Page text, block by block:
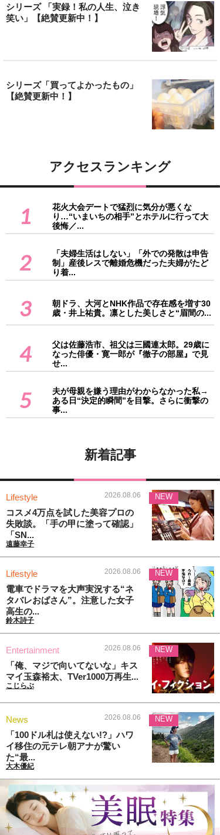
シリーズ 「実録！私の人生、泣き
笑い」【絶賛更新中！】
シリーズ「買ってよかったもの」
【絶賛更新中！】
アクセスランキング
1
花火大会デートで猛烈に気分が悪くな
り…“いまいちの相手”とホテルに行って大
後悔／...
2
「夫婦生活はしない」「外での発散は申告
制」産後レスで離婚危機だった夫婦がたど
り着...
3
朝ドラ、大河とNHK作品で存在感を増す30
歳・井上祐貴。凛とした美しさと“眉間の...
4
父は佐藤浩市、祖父は三國連太郎。29歳に
なった俳優・寛一郎が『徹子の部屋』で見
せ...
5
夫が母親を嫌う理由がわからなかった私→
ある日“決定的瞬間”を目撃。さらに衝撃の
事...
新着記事
Lifestyle 2026.08.06
コスメ4万点を試した美容プロの
失敗談。「手の甲に塗って確認」
「SN...
遠藤幸子
NEW
Lifestyle 2026.08.06
電車でドラマを大声実況する“ネ
タバレおばさん”。注意した女子
高生の...
鈴木詩子
NEW
Entertainment 2026.08.06
「俺、マジで向いてないな」キス
マイ玉森裕太、TVer1000万再生...
こじらぶ
NEW
News 2026.08.06
「100ドル札は使えない!?」ハワ
イ移住の元テレ朝アナが驚い
た“最...
大木優紀
NEW